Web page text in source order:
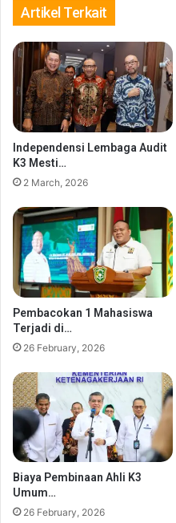
Perlu
Dikelola
Secara
Bijak
Artikel Terkait
Independensi Lembaga Audit
K3 Mesti…
2 March, 2026
Pembacokan 1 Mahasiswa
Terjadi di…
26 February, 2026
Biaya Pembinaan Ahli K3
Umum…
26 February, 2026